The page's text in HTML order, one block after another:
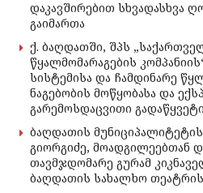
დაკავშირებით სხვადასხვა
გაიმართა
ქ. ბაღდათში, შპს
წყალმომარაგების
სისტემისა და ჩამდინარე
ნაგებობის მოწყობასა და
გარემოსდაცვითი
ბაღდათის
გიორგიძე, მოადგილეებთან
თავმჯდომარე გურამ
ბაღდათის სახალხო